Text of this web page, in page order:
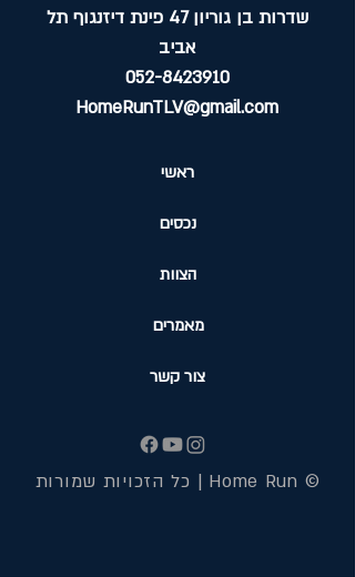
שדרות בן גוריון 47 פינת דיזנגוף תל
אביב
052-8423910
HomeRunTLV@gmail.com
ראשי
נכסים
הצוות
מאמרים
צור קשר
© Home Run | כל הזכויות שמורות